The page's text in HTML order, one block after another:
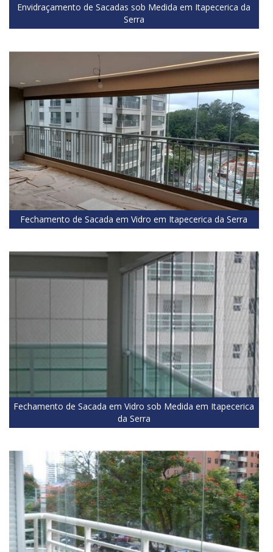
Envidraçamento de Sacadas sob Medida em Itapecerica da
Serra
Fechamento de Sacada em Vidro em Itapecerica da Serra
Fechamento de Sacada em Vidro sob Medida em Itapecerica
da Serra